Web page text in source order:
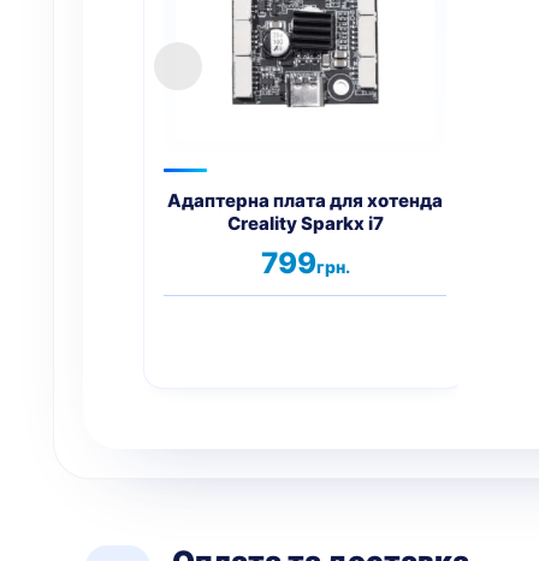
Адаптерна плата для хотенда
Creality Sparkx i7
799грн.